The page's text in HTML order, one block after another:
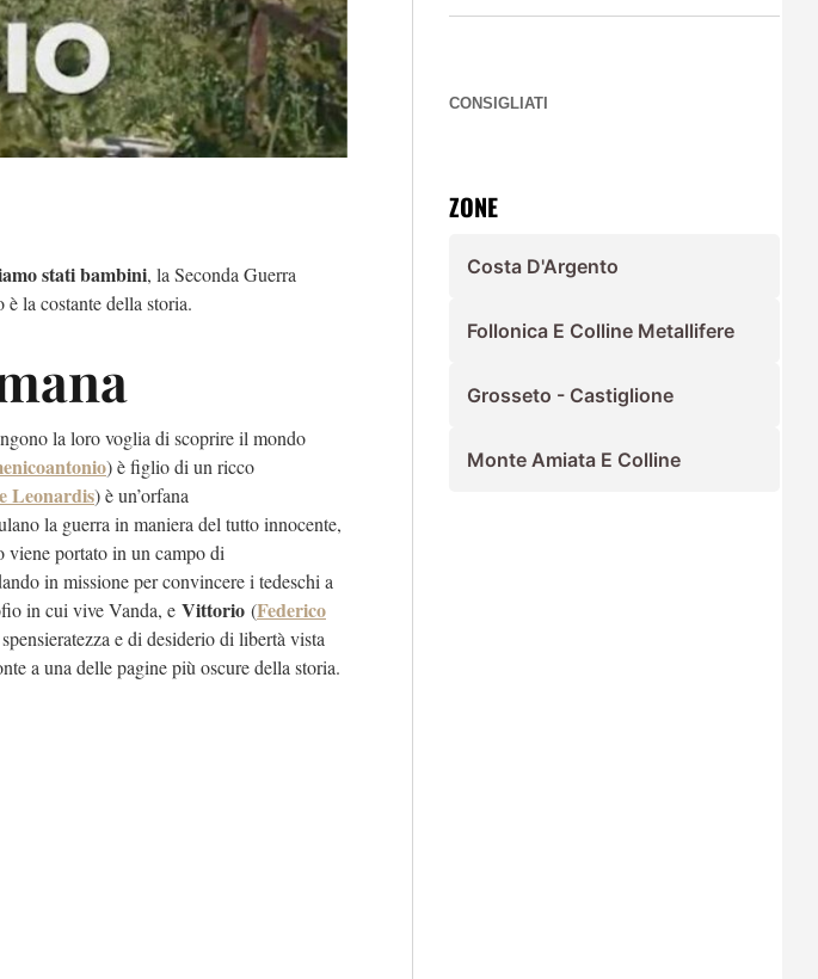
stati bambini, la Seconda Guerra
la costante della storia.
la loro voglia di scoprire il mondo
) è figlio di un ricco
Leonardis) è un’orfana
la guerra in maniera del tutto innocente,
viene portato in un campo di
in missione per convincere i tedeschi a
in cui vive Vanda, e Vittorio (Federico
e di desiderio di libertà vista
a una delle pagine più oscure della storia.
CONSIGLIATI
ZONE
Costa D'Argento
Follonica E Colline Metallifere
Grosseto - Castiglione
Monte Amiata E Colline